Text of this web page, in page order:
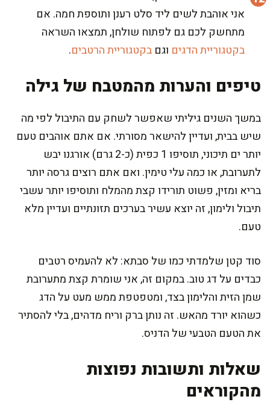
אני אוהבת לשים ליד סלט רענן ותוספת חמה. אם
מתחשק לכם גם לפתוח שולחן, תמצאו השראה
בקטגוריית הדגים וגם בקטגוריית הרטבים.
טיפים והערות מהמטבח של גילה
במשך השנים גיליתי שאפשר לשחק עם התיבול לפי מה
שיש בבית, ועדיין להישאר מסורתי. אם אתם אוהבים טעם
יותר ים תיכוני, תוסיפו 1 כפית (כ-2 גרם) אורגנו יבש
לתערובת, או כמה עלי טימין. ואם אתם רוצים גרסה יותר
בריא ומזין, פשוט תורידו קצת מהמלח ותוסיפו יותר עשבי
תיבול ולימון, זה יוצא עשיר בערכים תזונתיים ועדיין מלא
טעם.
סוד קטן שלמדתי כמו של סבתא: לא להעמיס רטבים
כבדים על דג טוב. במקום זה, אני שומרת קצת מתערובת
שמן הזית והלימון בצד, ומטפטפת ממש מעט על הדג
כשהוא יורד מהאש. זה נותן ברק וריח מדהים, בלי להסתיר
את הטעם הטבעי של הדניס.
שאלות ותשובות נפוצות
מהקוראים